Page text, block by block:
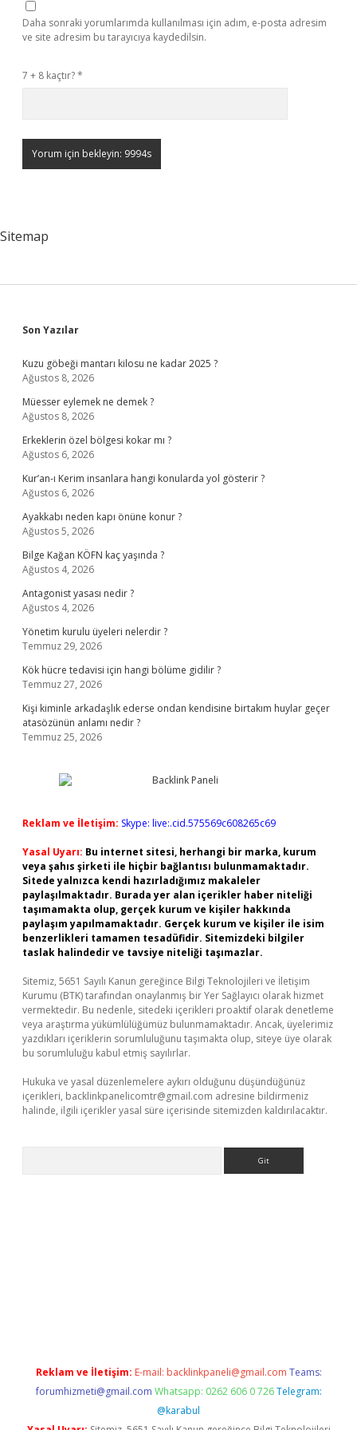
Daha sonraki yorumlarımda kullanılması için adım, e-posta adresim
ve site adresim bu tarayıcıya kaydedilsin.
7 + 8 kaçtır?*
Sitemap
Sidebar
Son Yazılar
Kuzu göbeği mantarı kilosu ne kadar 2025 ?
Ağustos 8, 2026
Müesser eylemek ne demek ?
Ağustos 8, 2026
Erkeklerin özel bölgesi kokar mı ?
Ağustos 6, 2026
Kur’an-ı Kerim insanlara hangi konularda yol gösterir ?
Ağustos 6, 2026
Ayakkabı neden kapı önüne konur ?
Ağustos 5, 2026
Bilge Kağan KÖFN kaç yaşında ?
Ağustos 4, 2026
Antagonist yasası nedir ?
Ağustos 4, 2026
Yönetim kurulu üyeleri nelerdir ?
Temmuz 29, 2026
Kök hücre tedavisi için hangi bölüme gidilir ?
Temmuz 27, 2026
Kişi kiminle arkadaşlık ederse ondan kendisine birtakım huylar geçer
atasözünün anlamı nedir ?
Temmuz 25, 2026
Reklam ve İletişim: Skype: live:.cid.575569c608265c69
Yasal Uyarı: Bu internet sitesi, herhangi bir marka, kurum
veya şahıs şirketi ile hiçbir bağlantısı bulunmamaktadır.
Sitede yalnızca kendi hazırladığımız makaleler
paylaşılmaktadır. Burada yer alan içerikler haber niteliği
taşımamakta olup, gerçek kurum ve kişiler hakkında
paylaşım yapılmamaktadır. Gerçek kurum ve kişiler ile isim
benzerlikleri tamamen tesadüfidir. Sitemizdeki bilgiler
taslak halindedir ve tavsiye niteliği taşımazlar.
Sitemiz, 5651 Sayılı Kanun gereğince Bilgi Teknolojileri ve İletişim
Kurumu (BTK) tarafından onaylanmış bir Yer Sağlayıcı olarak hizmet
vermektedir. Bu nedenle, sitedeki içerikleri proaktif olarak denetleme
veya araştırma yükümlülüğümüz bulunmamaktadır. Ancak, üyelerimiz
yazdıkları içeriklerin sorumluluğunu taşımakta olup, siteye üye olarak
bu sorumluluğu kabul etmiş sayılırlar.
Hukuka ve yasal düzenlemelere aykırı olduğunu düşündüğünüz
içerikleri, backlinkpanelicomtr@gmail.com adresine bildirmeniz
halinde, ilgili içerikler yasal süre içerisinde sitemizden kaldırılacaktır.
Reklam ve İletişim: E-mail: backlinkpaneli@gmail.com Teams:
forumhizmeti@gmail.com Whatsapp: 0262 606 0 726 Telegram:
@karabul